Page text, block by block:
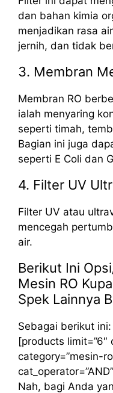
dan bahan kimia
menjadikan rasa
jernih, dan tidak
3. Membran
Membran RO
ialah menyaring
seperti timah,
Bagian ini juga
seperti E Coli dan
4. Filter UV
Filter UV atau
mencegah
air.
Berikut Ini
Mesin RO
Spek Lainnya
Sebagai berikut ini:
[products limit=”6″
category=”mesin-
Nah, bagi Anda